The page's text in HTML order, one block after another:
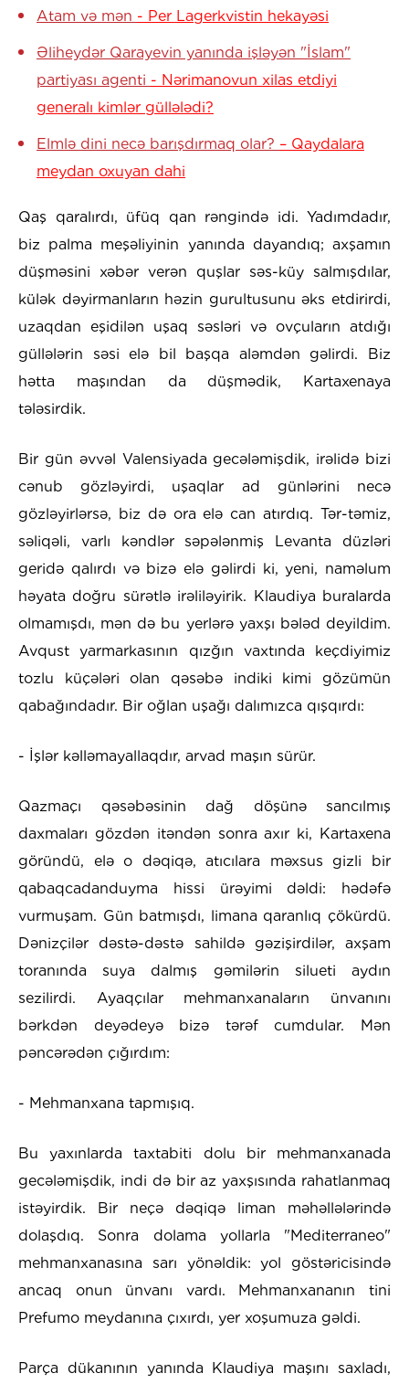
Atam və mən - Per Lagerkvistin hekayəsi
Əliheydər Qarayevin yanında işləyən "İslam"
partiyası agenti - Nərimanovun xilas etdiyi
generalı kimlər güllələdi?
Elmlə dini necə barışdırmaq olar? – Qaydalara
meydan oxuyan dahi
Qaş qaralırdı, üfüq qan rəngində idi. Yadımdadır,
biz palma meşəliyinin yanında dayandıq; axşamın
düşməsini xəbər verən quşlar səs-küy salmışdılar,
külək dəyirmanların həzin gurultusunu əks etdirirdi,
uzaqdan eşidilən uşaq səsləri və ovçuların atdığı
güllələrin səsi elə bil başqa aləmdən gəlirdi. Biz
hətta maşından da düşmədik, Kartaxenaya
tələsirdik.
Bir gün əvvəl Valensiyada gecələmişdik, irəlidə bizi
cənub gözləyirdi, uşaqlar ad günlərini necə
gözləyirlərsə, biz də ora elə can atırdıq. Tər-təmiz,
səliqəli, varlı kəndlər səpələnmiş Levanta düzləri
geridə qalırdı və bizə elə gəlirdi ki, yeni, naməlum
həyata doğru sürətlə irəliləyirik. Klaudiya buralarda
olmamışdı, mən də bu yerlərə yaxşı bələd deyildim.
Avqust yarmarkasının qızğın vaxtında keçdiyimiz
tozlu küçələri olan qəsəbə indiki kimi gözümün
qabağındadır. Bir oğlan uşağı dalımızca qışqırdı:
- İşlər kəlləmayallaqdır, arvad maşın sürür.
Qazmaçı qəsəbəsinin dağ döşünə sancılmış
daxmaları gözdən itəndən sonra axır ki, Kartaxena
göründü, elə o dəqiqə, atıcılara məxsus gizli bir
qabaqcadanduyma hissi ürəyimi dəldi: hədəfə
vurmuşam. Gün batmışdı, limana qaranlıq çökürdü.
Dənizçilər dəstə-dəstə sahildə gəzişirdilər, axşam
toranında suya dalmış gəmilərin silueti aydın
sezilirdi. Ayaqçılar mehmanxanaların ünvanını
bərkdən deyədeyə bizə tərəf cumdular. Mən
pəncərədən çığırdım:
- Mehmanxana tapmışıq.
Bu yaxınlarda taxtabiti dolu bir mehmanxanada
gecələmişdik, indi də bir az yaxşısında rahatlanmaq
istəyirdik. Bir neçə dəqiqə liman məhəllələrində
dolaşdıq. Sonra dolama yollarla "Mediterraneo"
mehmanxanasına sarı yönəldik: yol göstəricisində
ancaq onun ünvanı vardı. Mehmanxananın tini
Prefumo meydanına çıxırdı, yer xoşumuza gəldi.
Parça dükanının yanında Klaudiya maşını saxladı,